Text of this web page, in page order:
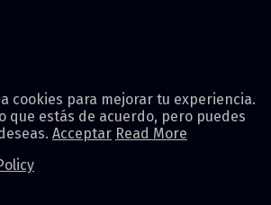
cookies para mejorar tu experiencia.
que estás de acuerdo, pero puedes
Acceptar Read More